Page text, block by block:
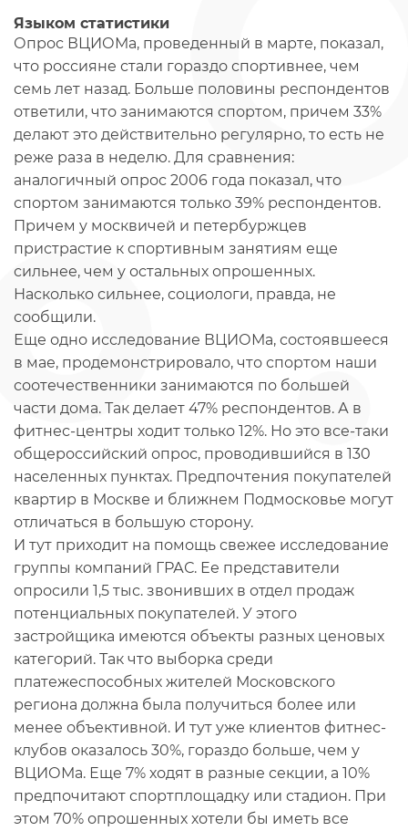
Языком статистики
Опрос ВЦИОМа, проведенный в марте, показал,
что россияне стали гораздо спортивнее, чем
семь лет назад. Больше половины респондентов
ответили, что занимаются спортом, причем 33%
делают это действительно регулярно, то есть не
реже раза в неделю. Для сравнения:
аналогичный опрос 2006 года показал, что
спортом занимаются только 39% респондентов.
Причем у москвичей и петербуржцев
пристрастие к спортивным занятиям еще
сильнее, чем у остальных опрошенных.
Насколько сильнее, социологи, правда, не
сообщили.
Еще одно исследование ВЦИОМа, состоявшееся
в мае, продемонстрировало, что спортом наши
соотечественники занимаются по большей
части дома. Так делает 47% респондентов. А в
фитнес-центры ходит только 12%. Но это все-таки
общероссийский опрос, проводившийся в 130
населенных пунктах. Предпочтения покупателей
квартир в Москве и ближнем Подмосковье могут
отличаться в большую сторону.
И тут приходит на помощь свежее исследование
группы компаний ГРАС. Ее представители
опросили 1,5 тыс. звонивших в отдел продаж
потенциальных покупателей. У этого
застройщика имеются объекты разных ценовых
категорий. Так что выборка среди
платежеспособных жителей Московского
региона должна была получиться более или
менее объективной. И тут уже клиентов фитнес-
клубов оказалось 30%, гораздо больше, чем у
ВЦИОМа. Еще 7% ходят в разные секции, а 10%
предпочитают спортплощадку или стадион. При
этом 70% опрошенных хотели бы иметь все